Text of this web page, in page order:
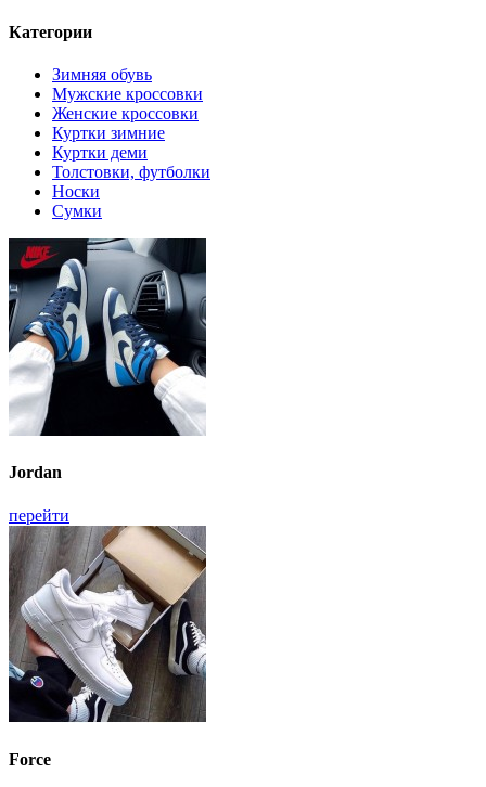
Категории
Зимняя обувь
Мужские кроссовки
Женские кроссовки
Куртки зимние
Куртки деми
Толстовки, футболки
Носки
Сумки
Jordan
перейти
Force